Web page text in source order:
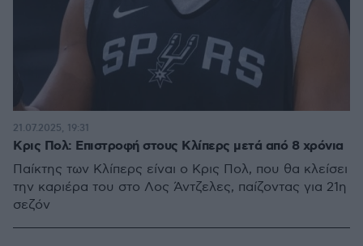
Κρις Πολ: Επιστροφή στους Κλίπερς μετά από 8 χρόνια
Παίκτης των Κλίπερς είναι ο Κρις Πολ, που θα κλείσει
την καριέρα του στο Λος Άντζελες, παίζοντας για 21η
σεζόν
21.07.2025, 19:31